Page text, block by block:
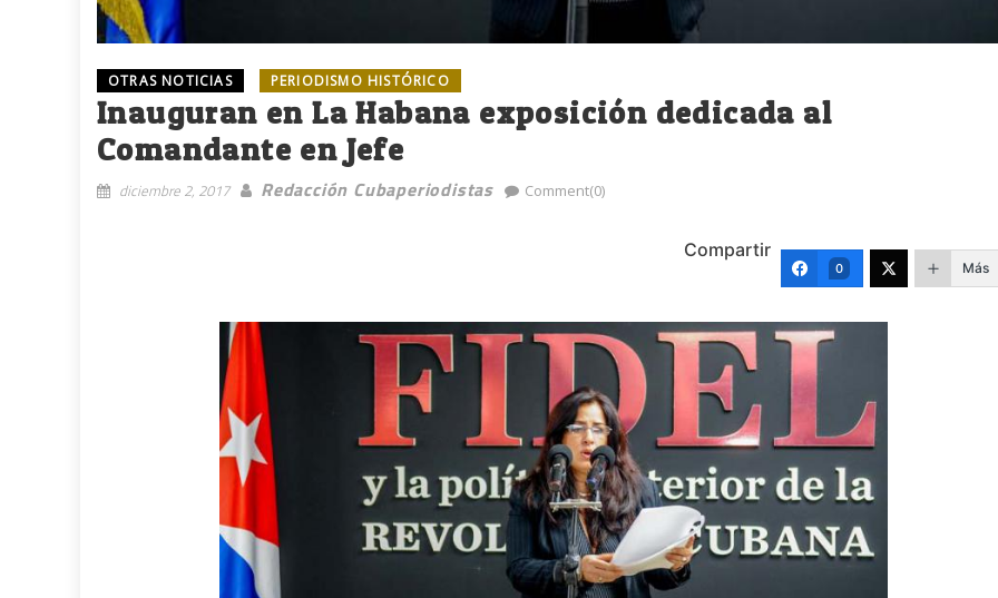
OTRAS NOTICIAS PERIODISMO HISTÓRICO
Inauguran en La Habana exposición dedicada al
Comandante en Jefe
diciembre 2, 2017 Redacción Cubaperiodistas Comment(0)
Compartir
0 Más